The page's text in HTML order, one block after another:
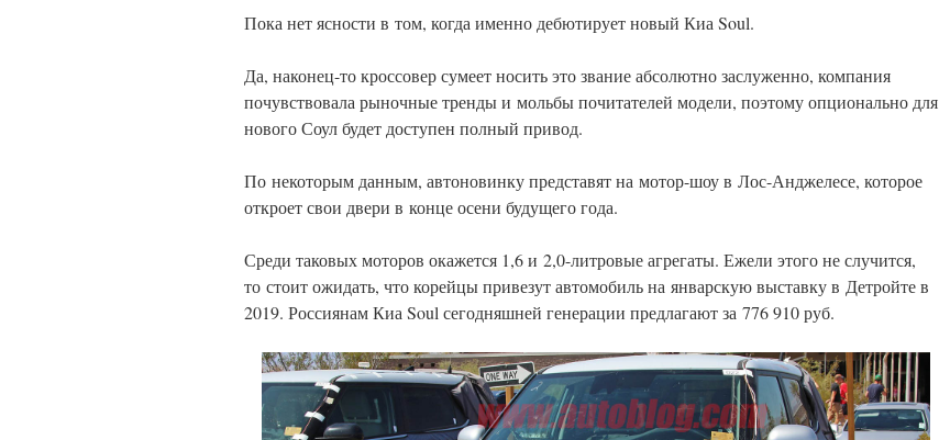
Пока нет ясности в том, когда именно дебютирует новый Киа Soul.
Да, наконец-то кроссовер сумеет носить это звание абсолютно заслуженно, компания
почувствовала рыночные тренды и мольбы почитателей модели, поэтому опционально для
нового Соул будет доступен полный привод.
По некоторым данным, автоновинку представят на мотор-шоу в Лос-Анджелесе, которое
откроет свои двери в конце осени будущего года.
Среди таковых моторов окажется 1,6 и 2,0-литровые агрегаты. Ежели этого не случится,
то стоит ожидать, что корейцы привезут автомобиль на январскую выставку в Детройте в
2019. Россиянам Киа Soul сегодняшней генерации предлагают за 776 910 руб.